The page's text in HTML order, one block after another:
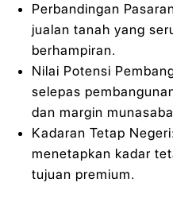
Perbandingan
jualan tanah yang
berhampiran.
Nilai Potensi
selepas
dan margin
Kadaran Tetap
menetapkan kadar
tujuan premium.